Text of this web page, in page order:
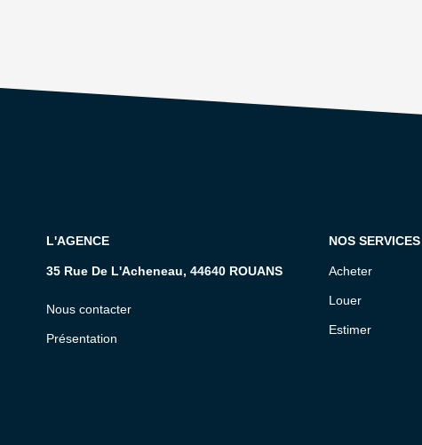
L'AGENCE
35 Rue De L'Acheneau, 44640 ROUANS
Nous contacter
Présentation
NOS SERVICES
Acheter
Louer
Estimer